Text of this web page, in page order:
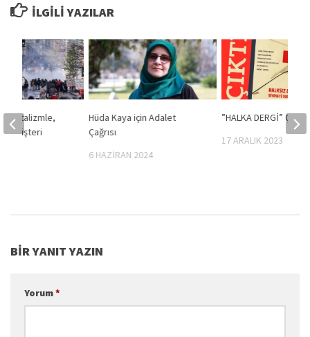
İLGILI YAZILAR
Hüda Kaya için Adalet
Çağrısı
6 HAZIRAN 2024
”HALKA DERGİ” ÇIKTI!
17 ARALIK 2023
Müşteri
BIR YANIT YAZIN
Yorum*